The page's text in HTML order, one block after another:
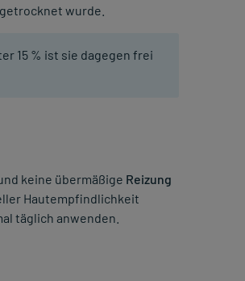
wurde.
15 % ist sie dagegen frei
keine übermäßige Reizung
Hautempfindlichkeit
täglich anwenden.